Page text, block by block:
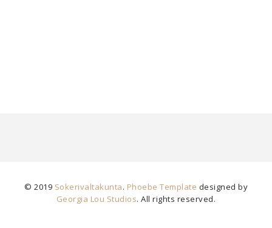
© 2019 Sokerivaltakunta. Phoebe Template designed by
Georgia Lou Studios. All rights reserved.